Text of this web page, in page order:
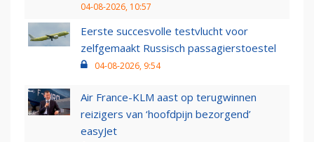
04-08-2026, 10:57
Eerste succesvolle testvlucht voor
zelfgemaakt Russisch passagierstoestel
04-08-2026, 9:54
Air France-KLM aast op terugwinnen
reizigers van ‘hoofdpijn bezorgend’
easyJet